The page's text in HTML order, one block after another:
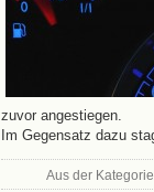
zuvor angestiegen.
Im Gegensatz dazu
Aus der Kategorie